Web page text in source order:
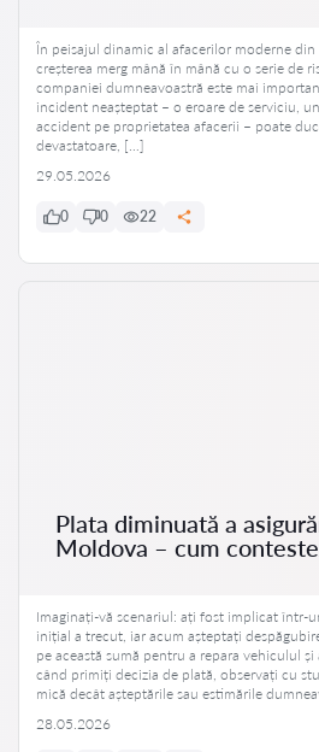
În peisajul dinamic al afacerilor moderne
creșterea merg mână în mână cu o serie de
companiei dumneavoastră este mai
incident neașteptat – o eroare de serviciu,
accident pe proprietatea afacerii – poate
devastatoare, […]
29.05.2026
0 0 22
Plata diminuată a
Moldova – cum
Imaginați-vă scenariul: ați fost implicat într-
inițial a trecut, iar acum așteptați
pe această sumă pentru a repara vehiculul
când primiți decizia de plată, observați cu
mică decât așteptările sau estimările
28.05.2026